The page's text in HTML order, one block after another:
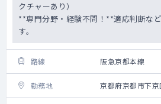
クチャーあり）
**専門分野・経験不問！**適応判断な
す。
路線 阪急京都本線
勤務地 京都府京都市下京